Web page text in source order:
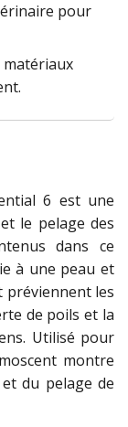
pour
matériaux
6 est une
le pelage des
dans ce
à une peau et
préviennent les
de poils et la
Utilisé pour
montre
du pelage de